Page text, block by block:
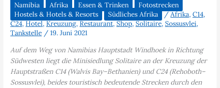
Namibia Afrika Essen & Trinken
Fotostrecken
Hostels & Hotels & Resorts
Südliches Afrika /Afrika,C14,
C24,Hotel,Kreuzung,Restaurant,Shop,Solitaire,Sossusvlei,
Tankstelle /19. Juni 2021
Auf dem Weg von Namibias Hauptstadt Windhoek in Richtung
Südwesten liegt die Minisiedlung Solitaire an der Kreuzung der
Hauptstraßen C14 (Walvis Bay–Bethanien) und C24 (Rehoboth–
Sossusvlei), beides touristisch bedeutende Strecken durch den